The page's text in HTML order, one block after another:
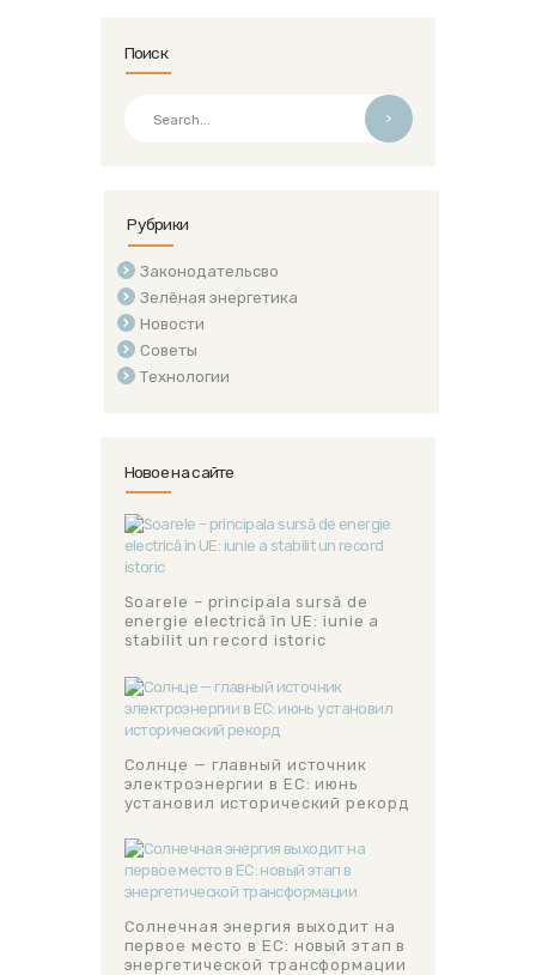
Поиск
>
Рубрики
Законодательсво
Зелёная энергетика
Новости
Советы
Технологии
Новое на сайте
Soarele – principala sursă de
energie electrică în UE: iunie a
stabilit un record istoric
Солнце — главный источник
электроэнергии в ЕС: июнь
установил исторический рекорд
Солнечная энергия выходит на
первое место в ЕС: новый этап в
энергетической трансформации